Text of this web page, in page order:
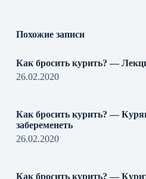
Похожие записи
Как бросить курить? —
26.02.2020
Как бросить курить? —
забеременеть
26.02.2020
Как бросить курить? —